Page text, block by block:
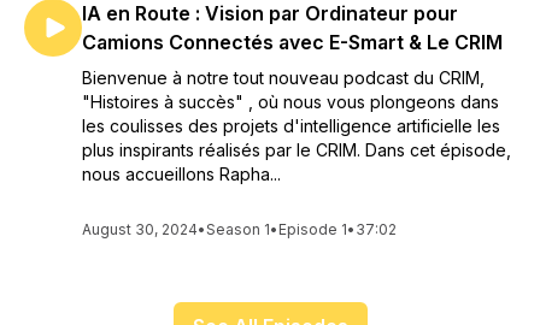
IA en Route : Vision par Ordinateur pour
Camions Connectés avec E-Smart & Le CRIM
Bienvenue à notre tout nouveau podcast du CRIM,
"Histoires à succès" , où nous vous plongeons dans
les coulisses des projets d'intelligence artificielle les
plus inspirants réalisés par le CRIM. Dans cet épisode,
nous accueillons Rapha...
August 30, 2024•Season 1• Episode 1• 37:02